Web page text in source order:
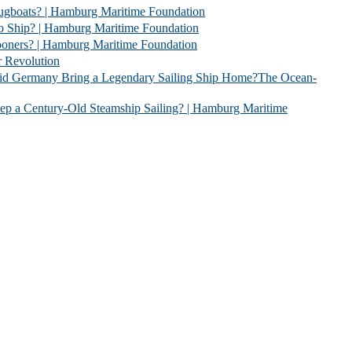
| Hamburg Maritime Foundation
| Hamburg Maritime Foundation
| Hamburg Maritime Foundation
Revolution
Bring a Legendary Sailing Ship Home?The Ocean-
Century-Old Steamship Sailing? | Hamburg Maritime